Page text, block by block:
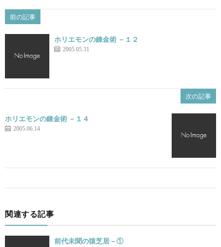
前の記事
ホリエモンの錬金術 －１２
2005.05.31
次の記事
ホリエモンの錬金術 －１４
2005.06.14
関連する記事
前代未聞の猿芝居－①